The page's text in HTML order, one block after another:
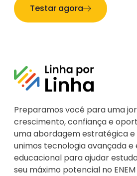
Testar agora
Preparamos você para uma
crescimento, confiança e
uma abordagem estratégica e
unimos tecnologia avançada e
educacional para ajudar
seu máximo potencial no